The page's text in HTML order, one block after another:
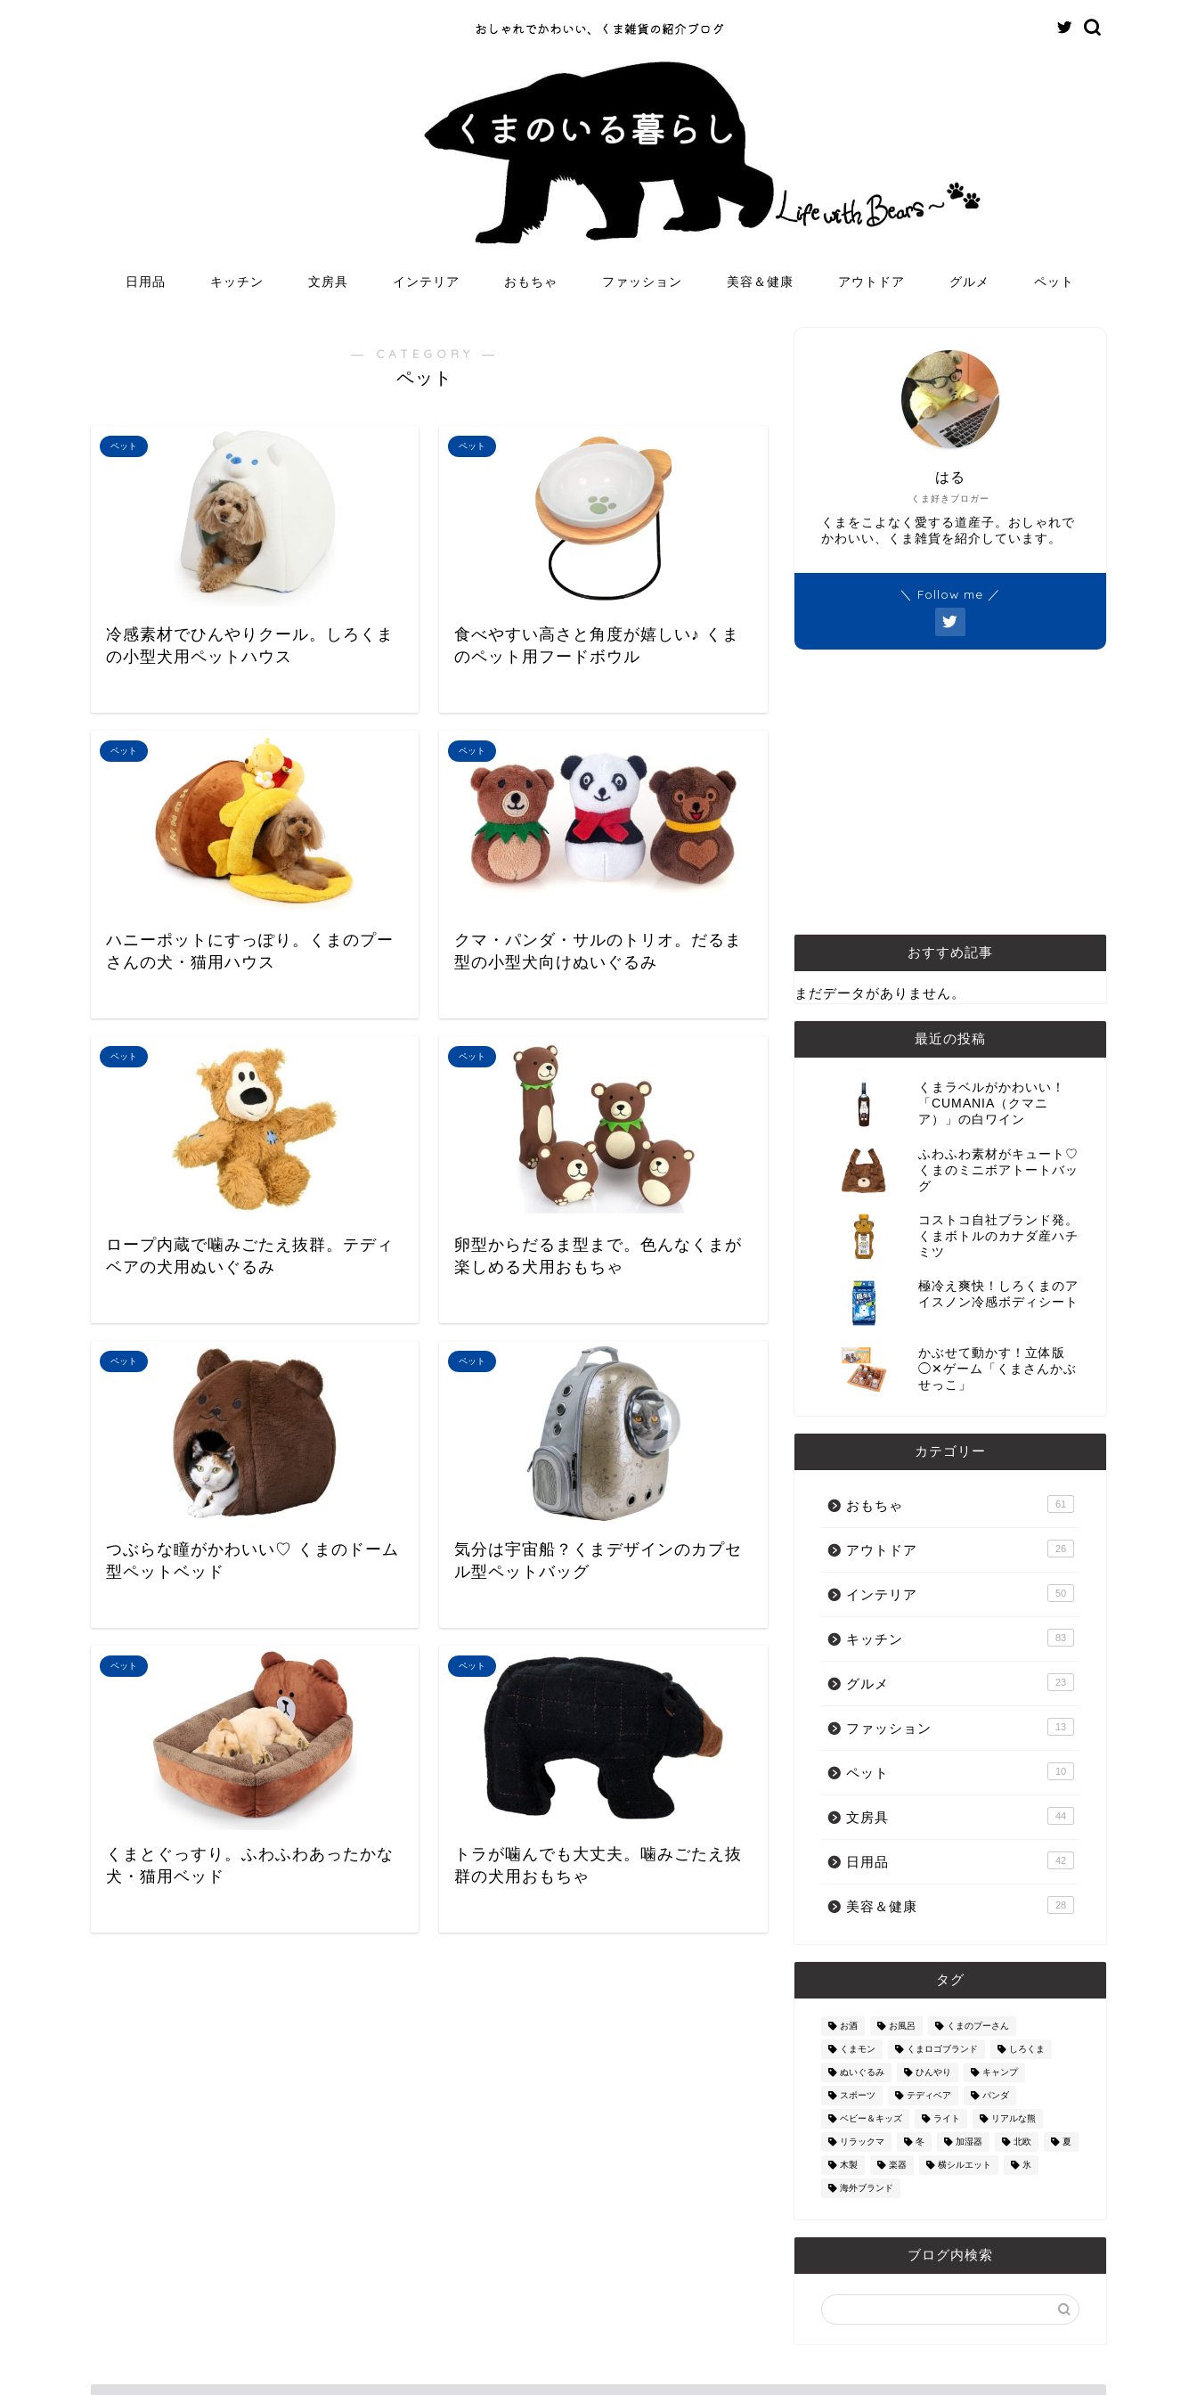
日用品 キッチン 文房具 インテリア おもちゃ ファッション 美容＆健康 アウトドア グルメ ペット
― CATEGORY ―
ペット
ペット
冷感素材でひんやりクール。しろくま
の小型犬用ペットハウス
ペット
食べやすい高さと角度が嬉しい♪ くま
のペット用フードボウル
ペット
ハニーポットにすっぽり。くまのプー
さんの犬・猫用ハウス
ペット
クマ・パンダ・サルのトリオ。だるま
型の小型犬向けぬいぐるみ
ペット
ロープ内蔵で噛みごたえ抜群。テディ
ベアの犬用ぬいぐるみ
ペット
卵型からだるま型まで。色んなくまが
楽しめる犬用おもちゃ
ペット
つぶらな瞳がかわいい♡ くまのドーム
型ペットベッド
ペット
気分は宇宙船？くまデザインのカプセ
ル型ペットバッグ
ペット
くまとぐっすり。ふわふわあったかな
犬・猫用ベッド
ペット
トラが噛んでも大丈夫。噛みごたえ抜
群の犬用おもちゃ
くま好きブロガー
はる
くまをこよなく愛する道産子。おしゃれで
かわいい、くま雑貨を紹介しています。
＼ Follow me ／
おすすめ記事
まだデータがありません。
最近の投稿
くまラベルがかわいい！
「CUMANIA（クマニ
ア）」の白ワイン
ふわふわ素材がキュート♡
くまのミニボアトートバッ
グ
コストコ自社ブランド発。
くまボトルのカナダ産ハチ
ミツ
極冷え爽快！しろくまのア
イスノン冷感ボディシート
かぶせて動かす！立体版
◯✕ゲーム「くまさんかぶ
せっこ」
カテゴリー
おもちゃ 61
アウトドア 26
インテリア 50
キッチン 83
グルメ 23
ファッション 13
ペット 10
文房具 44
日用品 42
美容＆健康 28
タグ
お酒 お風呂 くまのプーさん
くまモン くまロゴブランド しろくま
ぬいぐるみ ひんやり キャンプ
スポーツ テディベア パンダ
ベビー＆キッズ ライト リアルな熊
リラックマ 冬 加湿器 北欧 夏
木製 楽器 横シルエット 氷
海外ブランド
ブログ内検索